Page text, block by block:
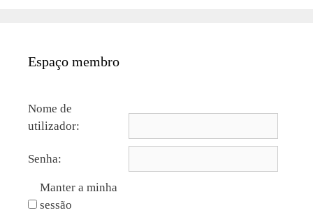
Espaço membro
Nome de
utilizador:
Senha:
Manter a minha
sessão